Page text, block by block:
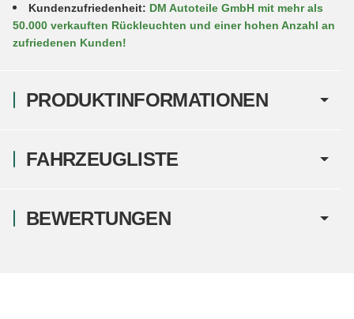
PRODUKTINFORMATIONEN
Kundenzufriedenheit: DM Autoteile GmbH mit mehr als
50.000 verkauften Rückleuchten und einer hohen Anzahl an
zufriedenen Kunden!
FAHRZEUGLISTE
BEWERTUNGEN